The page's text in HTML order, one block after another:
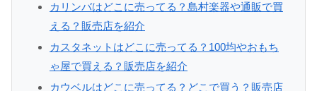
カリンバはどこに売ってる？島村楽器や通販で買
える？販売店を紹介
カスタネットはどこに売ってる？100均やおもち
ゃ屋で買える？販売店を紹介
カウベルはどこに売ってる？どこで買う？販売店